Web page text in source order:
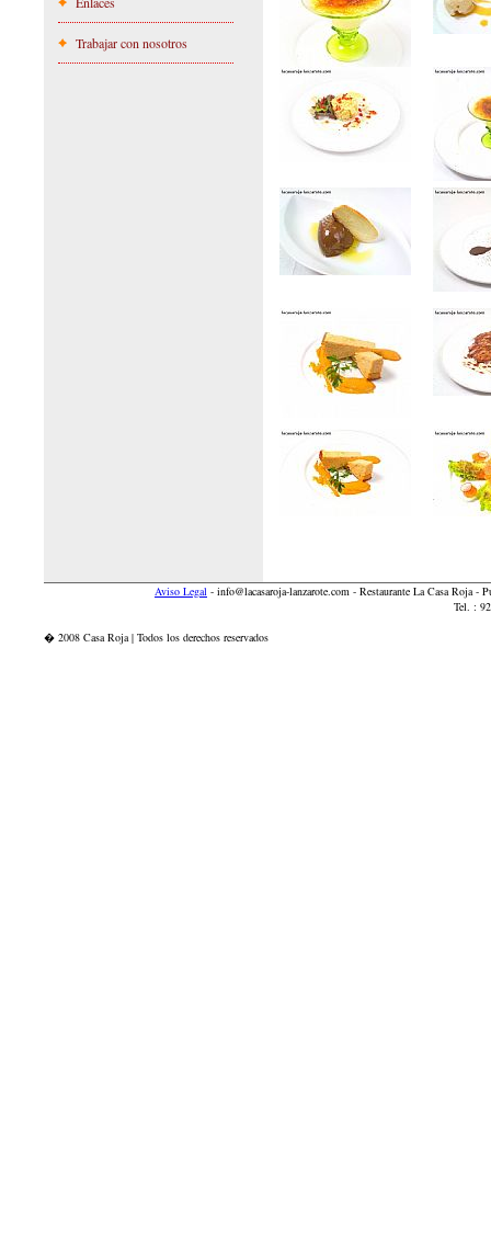
Trabajar con nosotros
Aviso Legal - info@lacasaroja-lanzarote.com - Restaurante La Casa Roja -
Tel. :
� 2008 Casa Roja | Todos los derechos reservados